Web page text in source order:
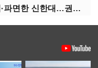
(단독)채용비리 신고자 징계·파면한 신한대…권익위 제동에도 갈등 계속